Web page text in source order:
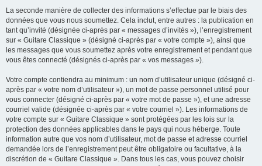
La seconde manière de collecter des informations s’effectue par le biais des
données que vous nous soumettez. Cela inclut, entre autres : la publication en
tant qu’invité (désignée ci-après par « messages d’invités »), l’enregistrement
sur « Guitare Classique » (désigné ci-après par « votre compte »), ainsi que
les messages que vous soumettez après votre enregistrement et pendant que
vous êtes connecté (désignés ci-après par « vos messages »).
Votre compte contiendra au minimum : un nom d’utilisateur unique (désigné ci-
après par « votre nom d’utilisateur »), un mot de passe personnel utilisé pour
vous connecter (désigné ci-après par « votre mot de passe »), et une adresse
courriel valide (désignée ci-après par « votre courriel »). Les informations de
votre compte sur « Guitare Classique » sont protégées par les lois sur la
protection des données applicables dans le pays qui nous héberge. Toute
information autre que vos nom d’utilisateur, mot de passe et adresse courriel
demandée lors de l’enregistrement peut être obligatoire ou facultative, à la
discrétion de « Guitare Classique ». Dans tous les cas, vous pouvez choisir